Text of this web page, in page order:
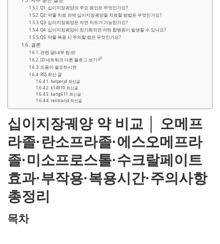
Q1: 십이지장궤양의 주요 원인은 무엇인가요?
Q2: 약물 치료 외에 십이지장궤양을 치료할 방법은 무엇인가요?
Q3: 십이지장궤양은 자연 치유가 가능한가요?
Q4: 십이지장궤양이 장기화되면 어떤 합병증이 발생할 수 있나요?
Q5: 약물 복용 시 주의할 점은 무엇인가요?
결론
관련 글(내부 링크)
JD 네트워크 다른 블로그 보기
도움이 필요하시면
RSS 최신 글
helperjd 최신글
k14970 최신글
kang611 최신글
rentcarjd 최신글
십이지장궤양 약 비교 │ 오메프
라졸·란소프라졸·에스오메프라
졸·미소프로스톨·수크랄페이트
효과·부작용·복용시간·주의사항
총정리
목차